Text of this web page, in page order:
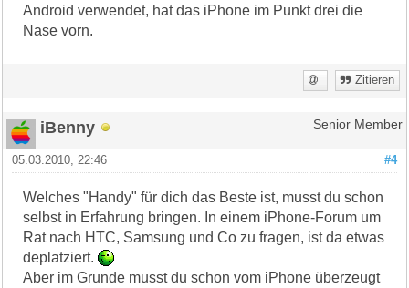
Android verwendet, hat das iPhone im Punkt drei die
Nase vorn.
Zitieren
iBenny Senior Member
#4
05.03.2010, 22:46
Welches "Handy" für dich das Beste ist, musst du schon
selbst in Erfahrung bringen. In einem iPhone-Forum um
Rat nach HTC, Samsung und Co zu fragen, ist da etwas
deplatziert.
Aber im Grunde musst du schon vom iPhone überzeugt